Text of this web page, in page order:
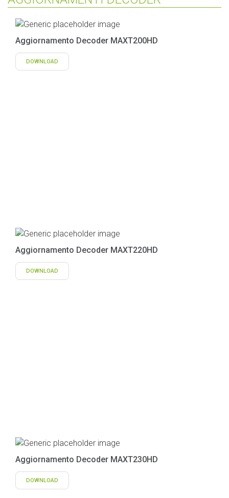
Aggiornamento Decoder MAXT200HD
DOWNLOAD
Aggiornamento Decoder MAXT220HD
DOWNLOAD
Aggiornamento Decoder MAXT230HD
DOWNLOAD